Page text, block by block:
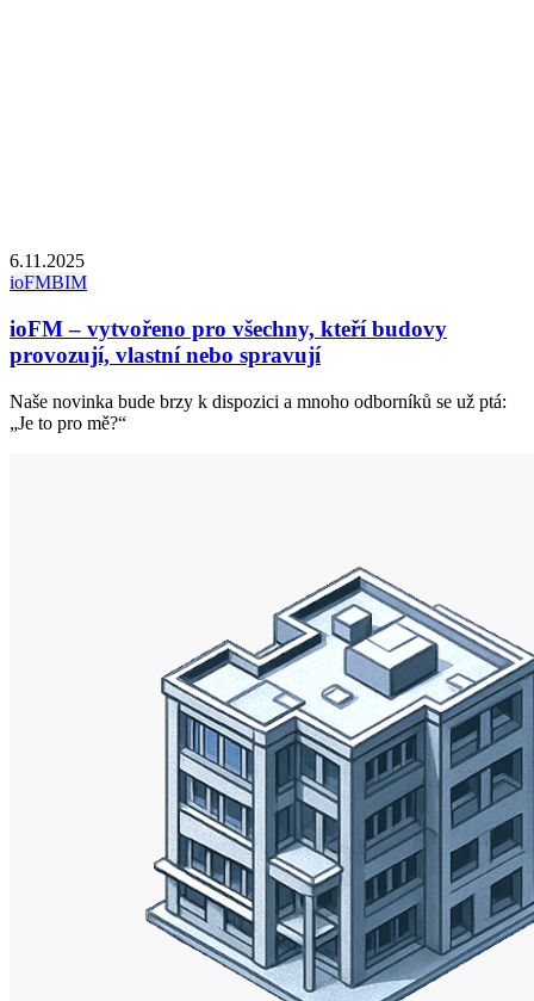
6.11.2025
ioFMBIM
ioFM – vytvořeno pro všechny, kteří budovy
provozují, vlastní nebo spravují
Naše novinka bude brzy k dispozici a mnoho odborníků se už ptá:
„Je to pro mě?“